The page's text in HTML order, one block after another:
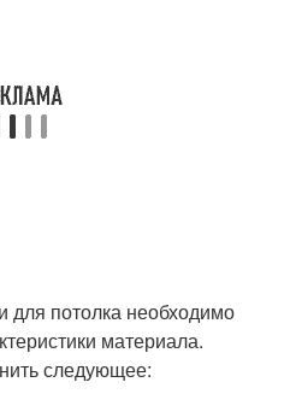
для потолка необходимо
материала.
следующее: